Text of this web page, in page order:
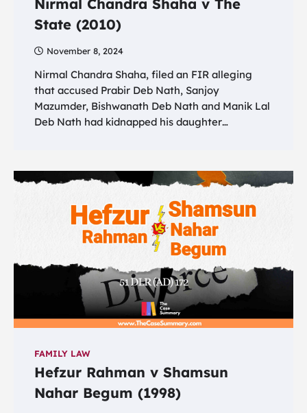
Nirmal Chandra Shaha v The
State (2010)
November 8, 2024
Nirmal Chandra Shaha, filed an FIR alleging
that accused Prabir Deb Nath, Sanjoy
Mazumder, Bishwanath Deb Nath and Manik Lal
Deb Nath had kidnapped his daughter…
FAMILY LAW
Hefzur Rahman v Shamsun
Nahar Begum (1998)